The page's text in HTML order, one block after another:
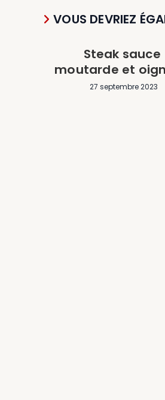
VOUS DEVRIEZ
Steak sauce
moutarde et
27 septembre 2023